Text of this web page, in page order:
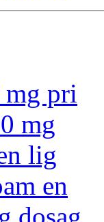
mg pri
mg
lig
en